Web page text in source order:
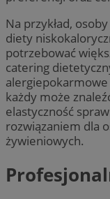
Na przykład,
diety
potrzebować
catering
każdy może
elastyczność
rozwiązaniem dla
żywieniowych.